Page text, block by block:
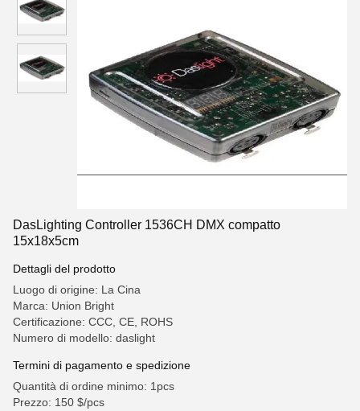
DasLighting Controller 1536CH DMX compatto
15x18x5cm
Dettagli del prodotto
Luogo di origine: La Cina
Marca: Union Bright
Certificazione: CCC, CE, ROHS
Numero di modello: daslight
Termini di pagamento e spedizione
Quantità di ordine minimo: 1pcs
Prezzo: 150 $/pcs